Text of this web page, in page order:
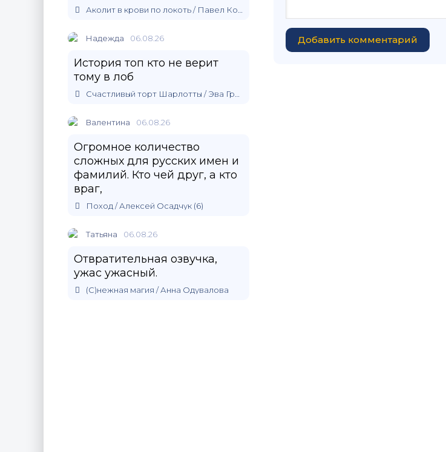
Аколит в крови по локоть / Павел Корнев (5)
Надежда 06.08.26
История топ кто не верит
тому в лоб
Счастливый торт Шарлотты / Эва Гринерс
Валентина 06.08.26
Огромное количество
сложных для русских имен и
фамилий. Кто чей друг, а кто
враг,
Поход / Алексей Осадчук (6)
Татьяна 06.08.26
Отвратительная озвучка,
ужас ужасный.
(С)нежная магия / Анна Одувалова
Добавить комментарий